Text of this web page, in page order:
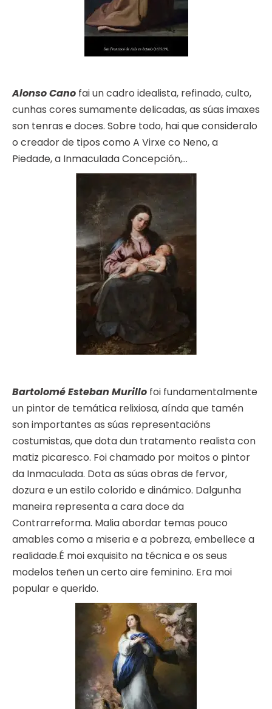
Alonso Cano fai un cadro idealista, refinado, culto,
cunhas cores sumamente delicadas, as súas imaxes
son tenras e doces. Sobre todo, hai que consideralo
o creador de tipos como A Virxe co Neno, a
Piedade, a Inmaculada Concepción,…
Bartolomé Esteban Murillo foi fundamentalmente
un pintor de temática relixiosa, aínda que tamén
son importantes as súas representacións
costumistas, que dota dun tratamento realista con
matiz picaresco. Foi chamado por moitos o pintor
da Inmaculada. Dota as súas obras de fervor,
dozura e un estilo colorido e dinámico. Dalgunha
maneira representa a cara doce da
Contrarreforma. Malia abordar temas pouco
amables como a miseria e a pobreza, embellece a
realidade.É moi exquisito na técnica e os seus
modelos teñen un certo aire feminino. Era moi
popular e querido.